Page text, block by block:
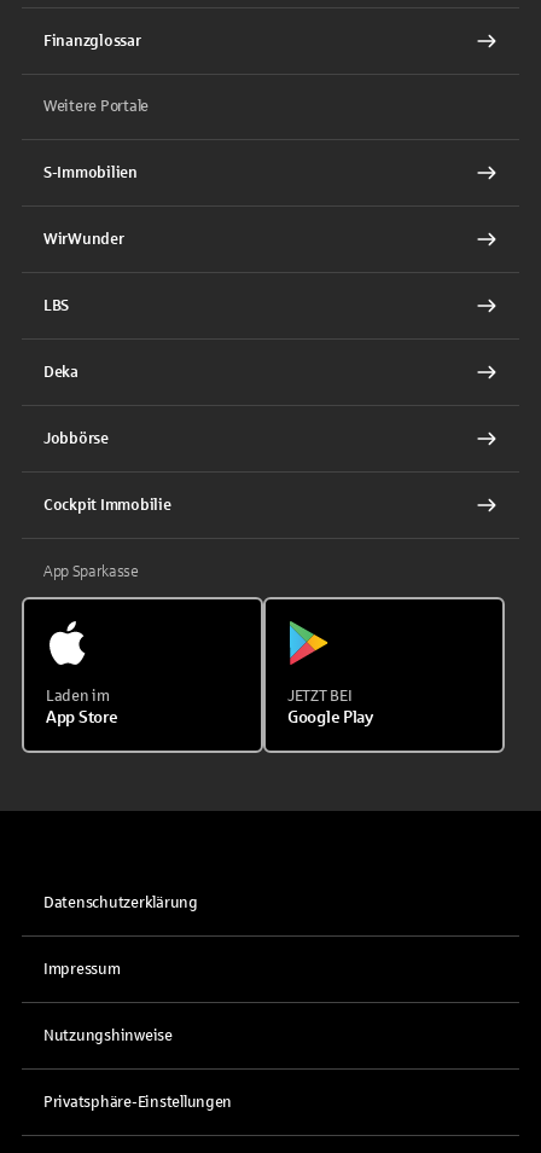
Finanzglossar
Weitere Portale
S-Immobilien
WirWunder
LBS
Deka
Jobbörse
Cockpit Immobilie
App Sparkasse
Laden im
App Store
JETZT BEI
Google Play
Datenschutzerklärung
Impressum
Nutzungshinweise
Privatsphäre-Einstellungen